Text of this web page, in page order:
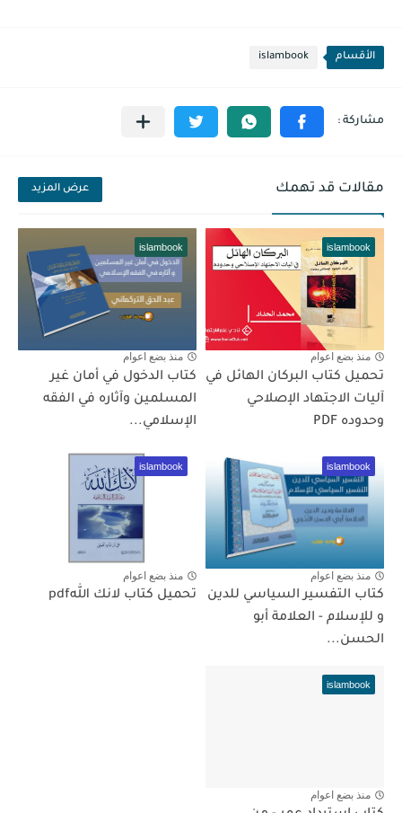
الأقسام islambook
مقالات قد تهمك عرض المزيد
islambook
منذ بضع اعوام
تحميل كتاب البركان الهائل في
آليات الاجتهاد الإصلاحي
وحدوده PDF
islambook
منذ بضع اعوام
كتاب الدخول في أمان غير
المسلمين وآثاره في الفقه
الإسلامي...
islambook
منذ بضع اعوام
كتاب التفسير السياسي للدين
و للإسلام - العلامة أبو
الحسن...
islambook
منذ بضع اعوام
تحميل كتاب لانك اللهpdf
islambook
منذ بضع اعوام